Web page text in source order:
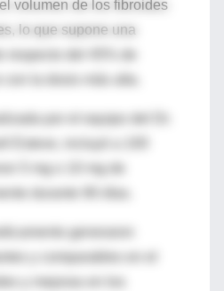
volumen de los fibroides
lo que supone una
respecto del 45% de
la dosis más alta.
por el equipo del Dr.
generaron
y comparables en el